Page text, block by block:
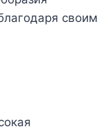
своим